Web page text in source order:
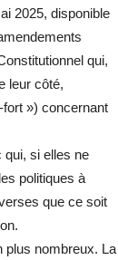
2025, disponible
qui,
leur côté,
») concernant
qui, si elles ne
politiques à
que ce soit
plus nombreux. La